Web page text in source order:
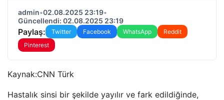
admin•02.08.2025 23:19•
Güncellendi: 02.08.2025 23:19
Paylaş: Twitter Facebook WhatsApp
Reddit
Pinterest
Kaynak:CNN Türk
Hastalık sinsi bir şekilde yayılır ve fark edildiğinde,